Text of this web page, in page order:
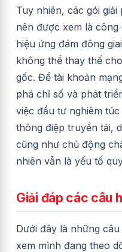
Tuy nhiên, các gói
nên được xem là
hiệu ứng đám đông
không thể thay thế
gốc. Để tài khoản
phá chỉ số và phát
việc đầu tư nghiêm
thông điệp truyền tải,
cũng như chủ động
nhiên vẫn là yếu tố
Giải đáp các câu
Dưới đây là những
xem mình đang theo